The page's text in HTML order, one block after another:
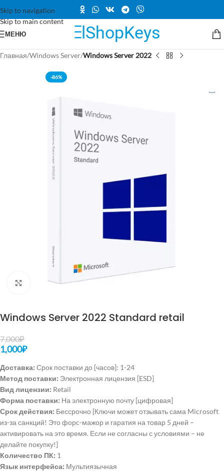
Skip to navigation
Skip to main content
МЕНЮ
Главная Windows Server Windows Server 2022
-86%
Нажмите, чтобы увеличить
Windows Server 2022 Standard retail
7,000₽
1,000₽
Доставка: Срок поставки до [часов]: 1-24
Метод поставки: Электронная лицензия [ESD]
Вид лицензии: Retail
Форма поставки: На электронную почту [цифровая]
Срок действия: Бессрочно [Ключи может отзывать сама Microsoft
из-за санкций! Это форc-мажор и гаратия на товар 5 дней –
активировать на это время. Если не согласны с условиями – не
делайте покупку!]
Количество ПК: 1
Язык интерфейса: Мультиязычная